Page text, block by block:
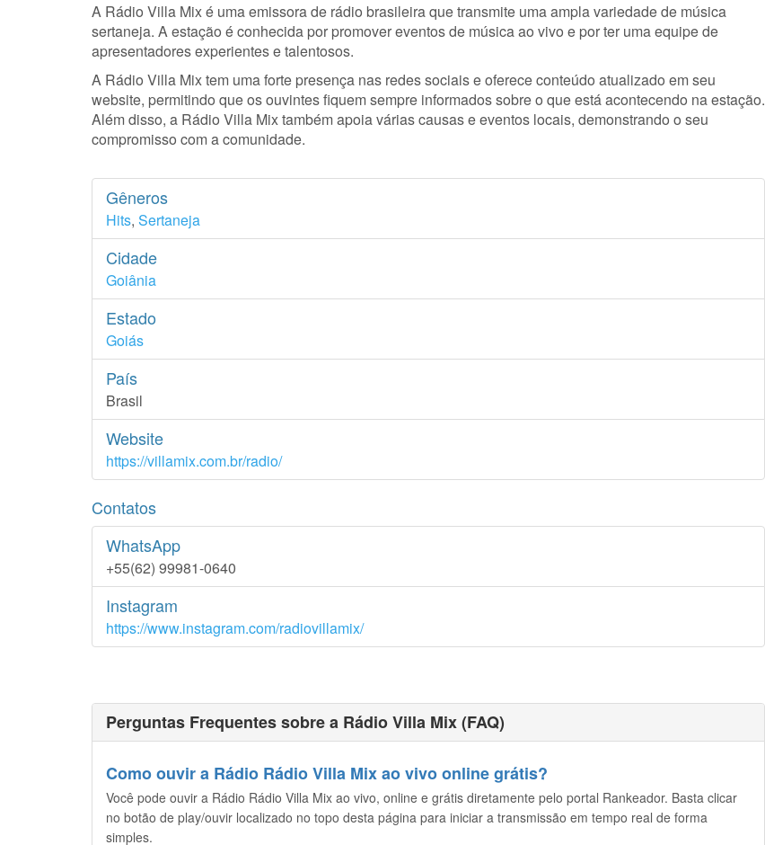
A Rádio Villa Mix é uma emissora de rádio brasileira que transmite uma ampla variedade de música
sertaneja. A estação é conhecida por promover eventos de música ao vivo e por ter uma equipe de
apresentadores experientes e talentosos.
A Rádio Villa Mix tem uma forte presença nas redes sociais e oferece conteúdo atualizado em seu
website, permitindo que os ouvintes fiquem sempre informados sobre o que está acontecendo na estação.
Além disso, a Rádio Villa Mix também apoia várias causas e eventos locais, demonstrando o seu
compromisso com a comunidade.
Gêneros
Hits, Sertaneja
Cidade
Goiânia
Estado
Goiás
País
Brasil
Website
https://villamix.com.br/radio/
Contatos
WhatsApp
+55(62) 99981-0640
Instagram
https://www.instagram.com/radiovillamix/
Perguntas Frequentes sobre a Rádio Villa Mix (FAQ)
Como ouvir a Rádio Rádio Villa Mix ao vivo online grátis?
Você pode ouvir a Rádio Rádio Villa Mix ao vivo, online e grátis diretamente pelo portal Rankeador. Basta clicar
no botão de play/ouvir localizado no topo desta página para iniciar a transmissão em tempo real de forma
simples.